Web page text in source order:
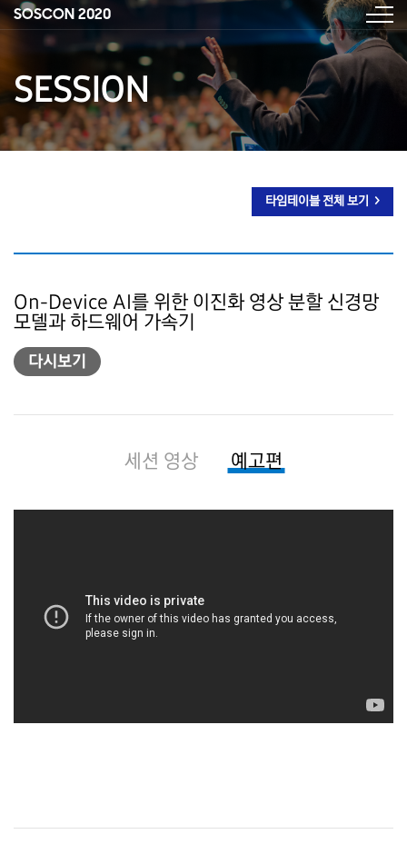
SOSCON 2020
SESSION
타임테이블 전체 보기 >
On-Device AI를 위한 이진화 영상 분할 신경망
모델과 하드웨어 가속기
다시보기
세션 영상 예고편